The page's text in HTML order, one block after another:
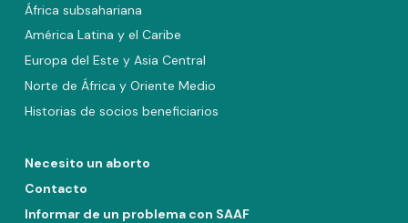
África subsahariana
América Latina y el Caribe
Europa del Este y Asia Central
Norte de África y Oriente Medio
Historias de socios beneficiarios
Necesito un aborto
Contacto
Informar de un problema con SAAF